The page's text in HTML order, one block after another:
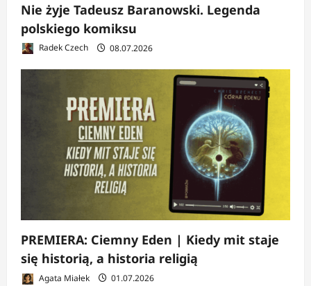
Nie żyje Tadeusz Baranowski. Legenda
polskiego komiksu
Radek Czech 08.07.2026
PREMIERA: Ciemny Eden | Kiedy mit staje
się historią, a historia religią
Agata Miałek 01.07.2026